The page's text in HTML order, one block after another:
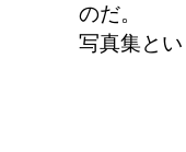
のだ。
写真集と